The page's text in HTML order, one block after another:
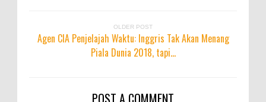
OLDER POST
Agen CIA Penjelajah Waktu: Inggris Tak Akan Menang
Piala Dunia 2018, tapi...
POST A COMMENT